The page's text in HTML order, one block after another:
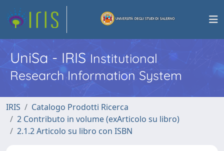
UniSa - IRISInstitutional
Research Information System
IRIS
Catalogo Prodotti Ricerca
2 Contributo in volume (exArticolo su libro)
2.1.2 Articolo su libro con ISBN